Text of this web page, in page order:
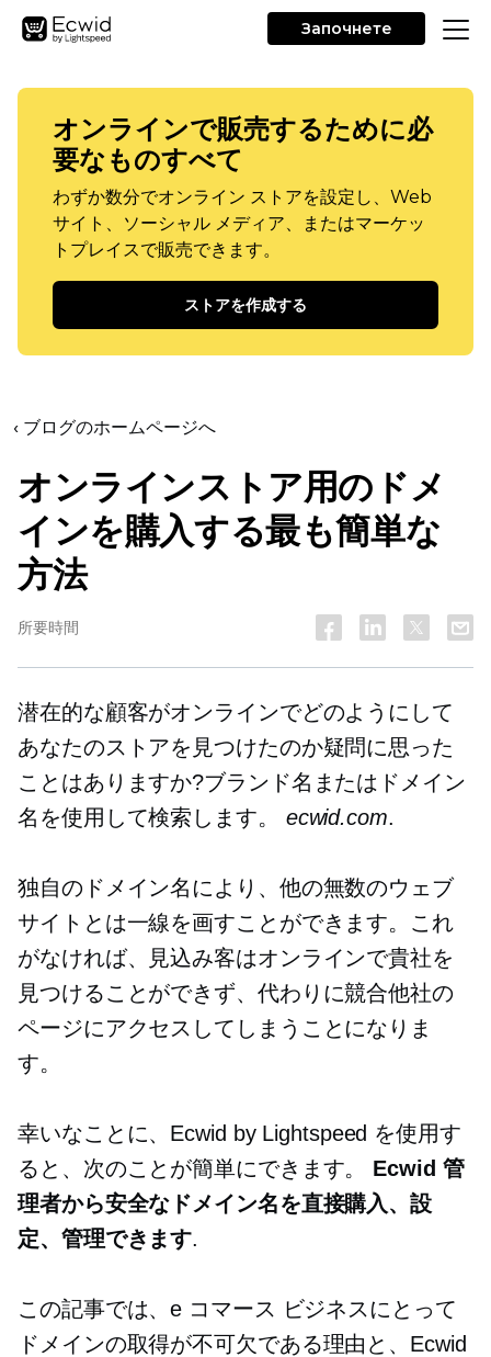
Започнете
オンラインで販売するために必
要なものすべて
わずか数分でオンライン ストアを設定し、Web
サイト、ソーシャル メディア、またはマーケッ
トプレイスで販売できます。
ストアを作成する
‹ ブログのホームページへ
オンラインストア用のドメ
インを購入する最も簡単な
方法
所要時間
潜在的な顧客がオンラインでどのようにして
あなたのストアを見つけたのか疑問に思った
ことはありますか?ブランド名またはドメイン
名を使用して検索します。 ecwid.com.
独自のドメイン名により、他の無数のウェブ
サイトとは一線を画すことができます。これ
がなければ、見込み客はオンラインで貴社を
見つけることができず、代わりに競合他社の
ページにアクセスしてしまうことになりま
す。
幸いなことに、Ecwid by Lightspeed を使用す
ると、次のことが簡単にできます。 Ecwid 管
理者から安全なドメイン名を直接購入、設
定、管理できます.
この記事では、e コマース ビジネスにとって
ドメインの取得が不可欠である理由と、Ecwid